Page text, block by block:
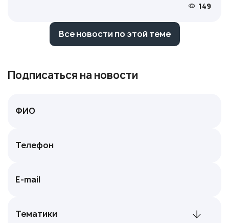
149
Все новости по этой теме
Подписаться на новости